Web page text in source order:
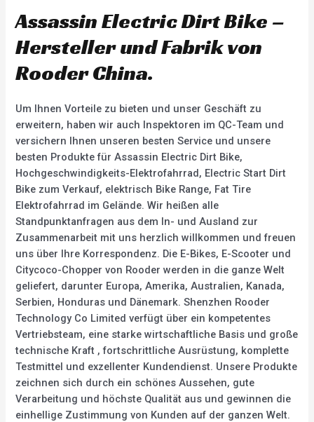
Assassin Electric Dirt Bike –
Hersteller und Fabrik von
Rooder China.
Um Ihnen Vorteile zu bieten und unser Geschäft zu
erweitern, haben wir auch Inspektoren im QC-Team und
versichern Ihnen unseren besten Service und unsere
besten Produkte für Assassin Electric Dirt Bike,
Hochgeschwindigkeits-Elektrofahrrad, Electric Start Dirt
Bike zum Verkauf, elektrisch Bike Range, Fat Tire
Elektrofahrrad im Gelände. Wir heißen alle
Standpunktanfragen aus dem In- und Ausland zur
Zusammenarbeit mit uns herzlich willkommen und freuen
uns über Ihre Korrespondenz. Die E-Bikes, E-Scooter und
Citycoco-Chopper von Rooder werden in die ganze Welt
geliefert, darunter Europa, Amerika, Australien, Kanada,
Serbien, Honduras und Dänemark. Shenzhen Rooder
Technology Co Limited verfügt über ein kompetentes
Vertriebsteam, eine starke wirtschaftliche Basis und große
technische Kraft , fortschrittliche Ausrüstung, komplette
Testmittel und exzellenter Kundendienst. Unsere Produkte
zeichnen sich durch ein schönes Aussehen, gute
Verarbeitung und höchste Qualität aus und gewinnen die
einhellige Zustimmung von Kunden auf der ganzen Welt.